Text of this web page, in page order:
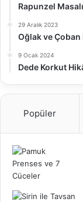
Rapunzel
29 Aralık 2023
Oğlak ve Çoban
9 Ocak 2024
Dede Korkut
Popüler